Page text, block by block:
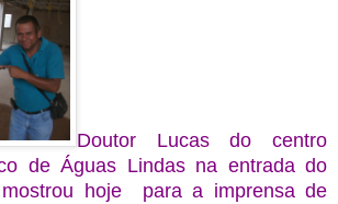
Doutor Lucas do centro
de Águas Lindas na entrada do
hoje para a imprensa de